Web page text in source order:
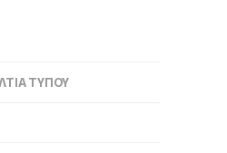
ΤΎΠΟΥ